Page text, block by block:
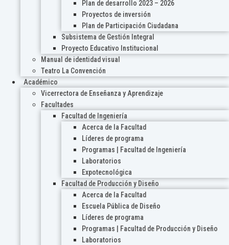
Plan de desarrollo 2023 – 2026
Proyectos de inversión
Plan de Participación Ciudadana
Subsistema de Gestión Integral
Proyecto Educativo Institucional
Manual de identidad visual
Teatro La Convención
Académico
Vicerrectora de Enseñanza y Aprendizaje
Facultades
Facultad de Ingeniería
Acerca de la Facultad
Líderes de programa
Programas | Facultad de Ingeniería
Laboratorios
Expotecnológica
Facultad de Producción y Diseño
Acerca de la Facultad
Escuela Pública de Diseño
Líderes de programa
Programas | Facultad de Producción y Diseño
Laboratorios